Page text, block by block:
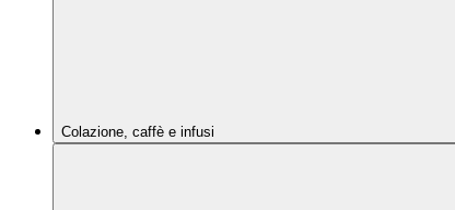
Colazione, caffè e infusi